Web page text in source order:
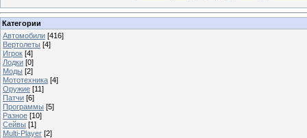
Категории
Автомобили [416]
Вертолеты [4]
Игрок [4]
Лодки [0]
Моды [2]
Мототехника [4]
Оружие [11]
Патчи [6]
Программы [5]
Разное [10]
Сейвы [1]
Multi-Player [2]